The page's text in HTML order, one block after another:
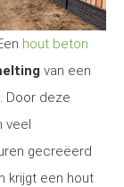
hout beton
van een
Door deze
veel
gecreëerd
krijgt een hout